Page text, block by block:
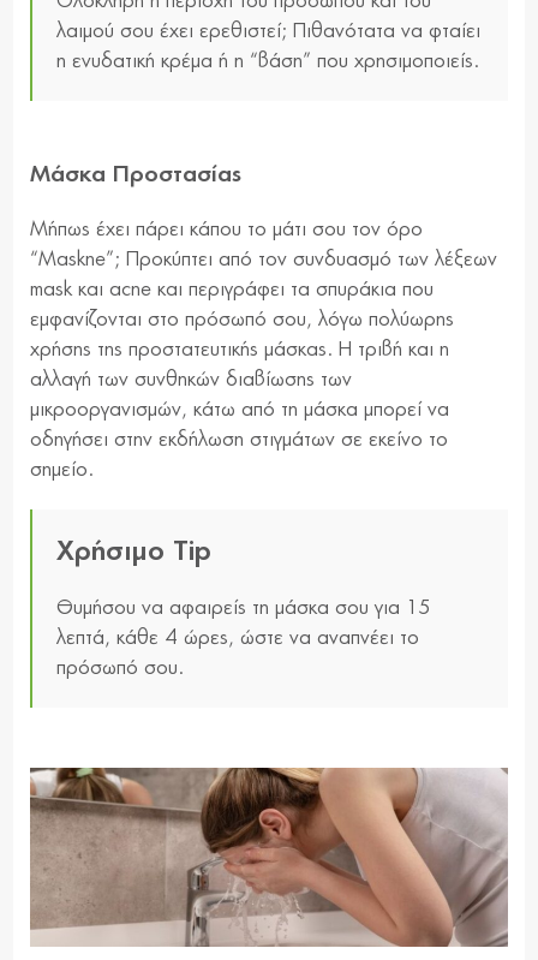
λαιμού σου έχει ερεθιστεί; Πιθανότατα να φταίει
η ενυδατική κρέμα ή η “βάση” που χρησιμοποιείς.
Mάσκα Προστασίας
Μήπως έχει πάρει κάπου το μάτι σου τον όρο
“Μaskne”; Προκύπτει από τον συνδυασμό των λέξεων
mask και acne και περιγράφει τα σπυράκια που
εμφανίζονται στο πρόσωπό σου, λόγω πολύωρης
χρήσης της προστατευτικής μάσκας. Η τριβή και η
αλλαγή των συνθηκών διαβίωσης των
μικροοργανισμών, κάτω από τη μάσκα μπορεί να
οδηγήσει στην εκδήλωση στιγμάτων σε εκείνο το
σημείο.
Χρήσιμο Tip
Θυμήσου να αφαιρείς τη μάσκα σου για 15
λεπτά, κάθε 4 ώρες, ώστε να αναπνέει το
πρόσωπό σου.